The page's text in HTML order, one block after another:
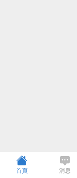
首頁 消息